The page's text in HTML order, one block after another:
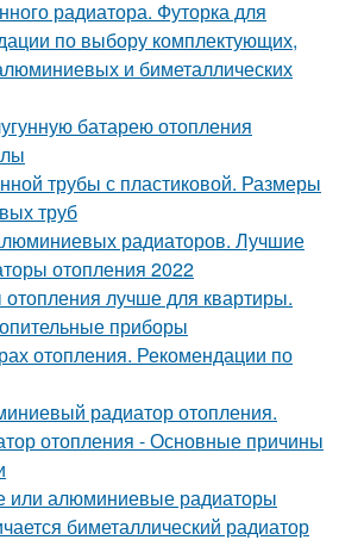
радиатора. Футорка для
по выбору комплектующих,
и биметаллических
батарею отопления
трубы с пластиковой. Размеры
труб
радиаторов. Лучшие
отопления 2022
лучше для квартиры.
приборы
отопления. Рекомендации по
радиатор отопления.
отопления - Основные причины
или алюминиевые радиаторы
биметаллический радиатор